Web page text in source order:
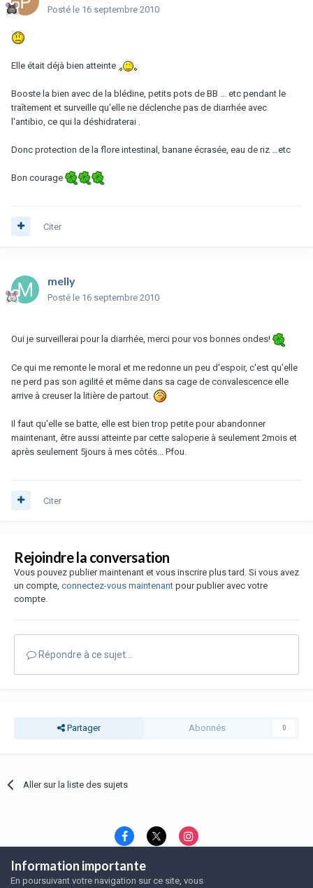
Posté le 16 septembre 2010
Elle était déjà bien atteinte
Booste la bien avec de la blédine, petits pots de BB ... etc pendant le
traîtement et surveille qu'elle ne déclenche pas de diarrhée avec
l'antibio, ce qui la déshidraterai .
Donc protection de la flore intestinal, banane écrasée, eau de riz ...etc
Bon courage
Citer
melly
Posté le 16 septembre 2010
Oui je surveillerai pour la diarrhée, merci pour vos bonnes ondes!
Ce qui me remonte le moral et me redonne un peu d'espoir, c'est qu'elle
ne perd pas son agilité et même dans sa cage de convalescence elle
arrive à creuser la litière de partout.
Il faut qu'elle se batte, elle est bien trop petite pour abandonner
maintenant, être aussi atteinte par cette saloperie à seulement 2mois et
après seulement 5jours à mes côtés... Pfou.
Citer
Rejoindre la conversation
Vous pouvez publier maintenant et vous inscrire plus tard. Si vous avez
un compte, connectez-vous maintenant pour publier avec votre
compte.
Répondre à ce sujet…
Partager Abonnés 0
Aller sur la liste des sujets
Langue Thème
Politique de confidentialité
Nous contacter
Nous contacter
Information importante
En poursuivant votre navigation sur ce site, vous